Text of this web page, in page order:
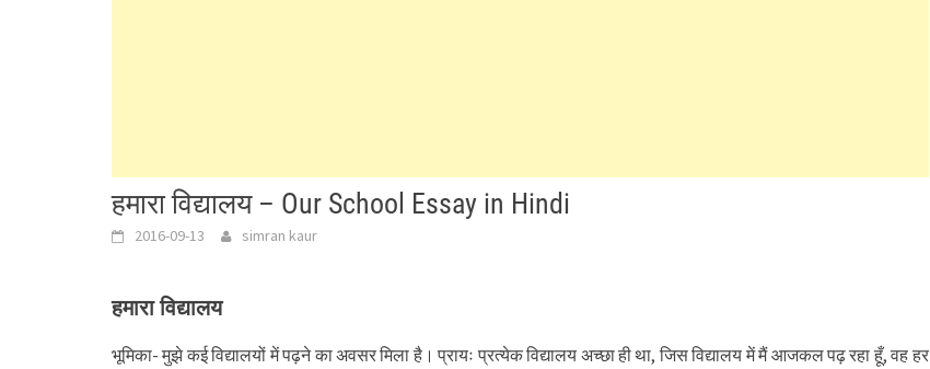
हमारा विद्यालय – Our School Essay in Hindi
2016-09-13 simran kaur
हमारा विद्यालय
भूमिका- मुझे कई विद्यालयों में पढ़ने का अवसर मिला है। प्रायः प्रत्येक विद्यालय अच्छा ही था, जिस विद्यालय में मैं आजकल पढ़ रहा हूँ, वह हर